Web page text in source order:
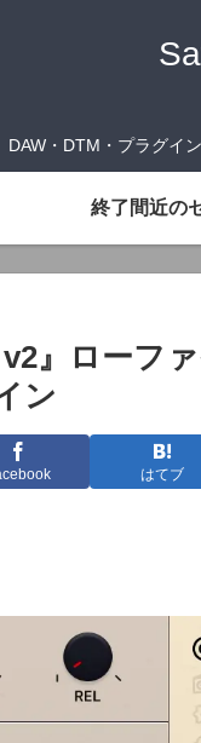
DAW・DTM・プラグイ
終了間近の
』ローフ
ン
はてブ